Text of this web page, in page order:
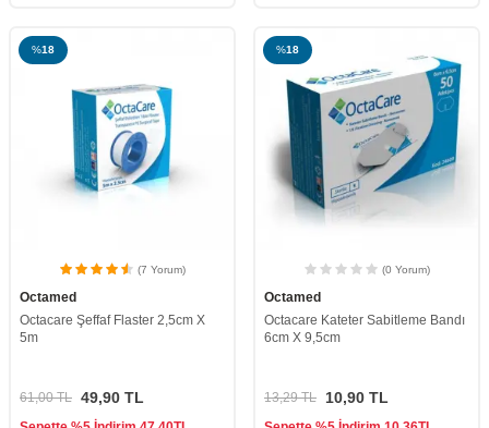
%18
(7 Yorum)
Octamed
Octacare Şeffaf Flaster 2,5cm X
5m
61,00TL 49,90 TL
%18
(0 Yorum)
Octamed
Octacare Kateter Sabitleme Bandı
6cm X 9,5cm
13,29TL 10,90 TL